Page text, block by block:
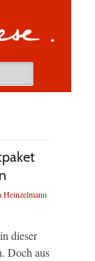
Heinzelmann
dieser
Doch aus